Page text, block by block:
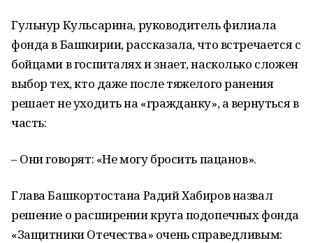
Гульнур Кульсарина, руководитель филиала
фонда в Башкирии, рассказала, что встречается с
бойцами в госпиталях и знает, насколько сложен
выбор тех, кто даже после тяжелого ранения
решает не уходить на «гражданку», а вернуться в
часть:
– Они говорят: «Не могу бросить пацанов».
Глава Башкортостана Радий Хабиров назвал
решение о расширении круга подопечных фонда
«Защитники Отечества» очень справедливым: